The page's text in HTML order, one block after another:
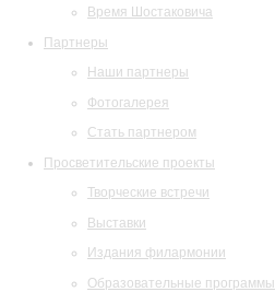
Время Шостаковича
Партнеры
Наши партнеры
Фотогалерея
Стать партнером
Просветительские проекты
Творческие встречи
Выставки
Издания филармонии
Образовательные программы